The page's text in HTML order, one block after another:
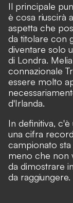
Il principale
è cosa riuscirà
aspetta che
da titolare con
diventare solo
di Londra.
connazionale
essere molto
d'Irlanda.
In definitiva,
una cifra
campionato
meno che non
da dimostrare
da raggiungere.